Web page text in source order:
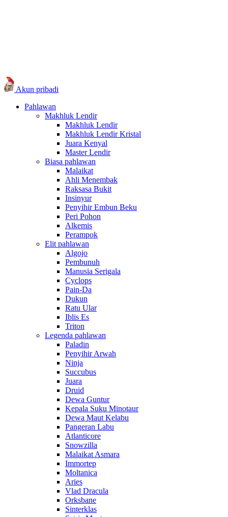
Akun pribadi
Pahlawan
Makhluk Lendir
Makhluk Lendir
Makhluk Lendir Kristal
Juara Kenyal
Master Lendir
Biasa pahlawan
Malaikat
Ahli Menembak
Raksasa Bukit
Insinyur
Penyihir Embun Beku
Peri Pohon
Alkemis
Perampok
Elit pahlawan
Algojo
Pembunuh
Manusia Serigala
Cyclops
Pain-Da
Dukun
Ratu Ular
Iblis Es
Triton
Legenda pahlawan
Paladin
Penyihir Arwah
Ninja
Succubus
Juara
Druid
Dewa Guntur
Kepala Suku Minotaur
Dewa Maut Kelabu
Pangeran Labu
Atlanticore
Snowzilla
Malaikat Asmara
Immortep
Moltanica
Aries
Vlad Dracula
Orksbane
Sinterklas